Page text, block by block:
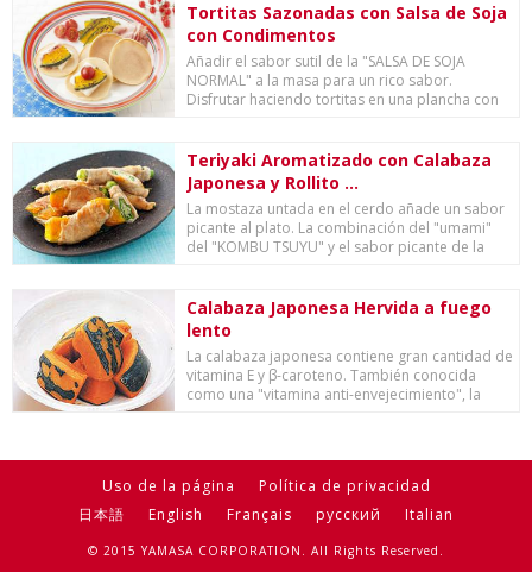
Tortitas Sazonadas con Salsa de Soja
con Condimentos
Añadir el sabor sutil de la "SALSA DE SOJA
NORMAL" a la masa para un rico sabor.
Disfrutar haciendo tortitas en una plancha con
Teriyaki Aromatizado con Calabaza
Japonesa y Rollito ...
La mostaza untada en el cerdo añade un sabor
picante al plato. La combinación del "umami"
del "KOMBU TSUYU" y el sabor picante de la
Calabaza Japonesa Hervida a fuego
lento
La calabaza japonesa contiene gran cantidad de
vitamina E y β-caroteno. También conocida
como una "vitamina anti-envejecimiento", la
Uso de la página
Política de privacidad
日本語
English Français русский Italian
© 2015 YAMASA CORPORATION. All Rights Reserved.